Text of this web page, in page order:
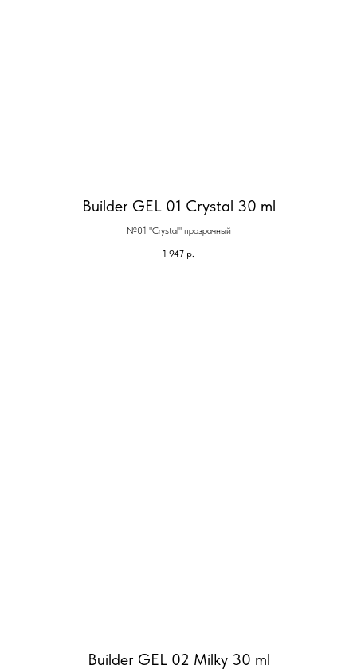
Builder GEL 01 Crystal 30 ml
№01 "Crystal" прозрачный
1 947 р.
Builder GEL 02 Milky 30 ml